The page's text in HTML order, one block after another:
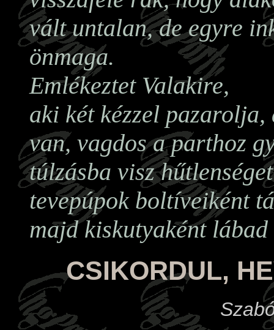
vált untalan, de egyre
önmaga.
Emlékeztet Valakire,
aki két kézzel pazarolja,
van, vagdos a parthoz
túlzásba visz
tevepúpok boltíveiként
majd kiskutyaként lábad
CSIKORDUL,